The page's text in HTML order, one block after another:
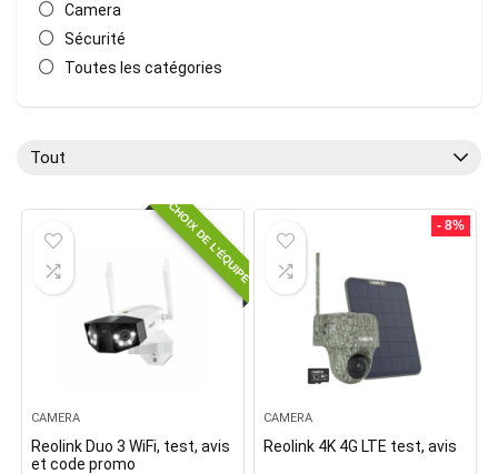
Camera
Sécurité
Toutes les catégories
Tout
CHOIX DE L'ÉQUIPE
CAMERA
Reolink Duo 3 WiFi, test, avis
et code promo
- 8%
CAMERA
Reolink 4K 4G LTE test, avis